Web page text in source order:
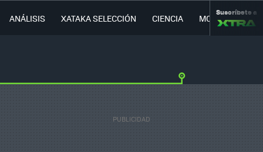
ANÁLISIS XATAKA SELECCIÓN CIENCIA MOVILIDAD
Suscríbete a